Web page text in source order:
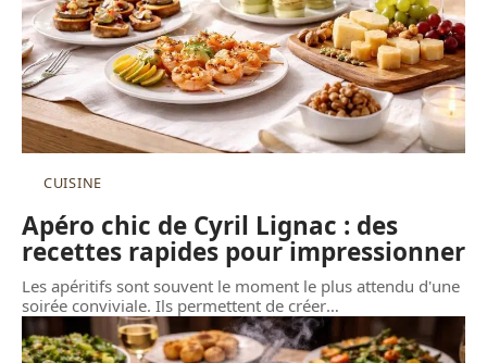
CUISINE
Apéro chic de Cyril Lignac : des
recettes rapides pour impressionner
Les apéritifs sont souvent le moment le plus attendu d'une
soirée conviviale. Ils permettent de créer…